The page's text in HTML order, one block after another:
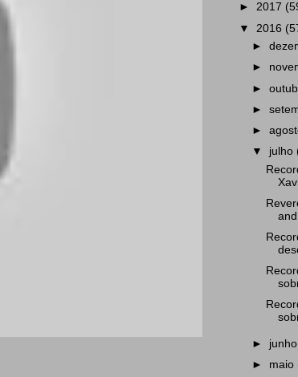
► 2017
▼ 2016
►
►
►
►
►
▼ julho
and
► junho
► maio